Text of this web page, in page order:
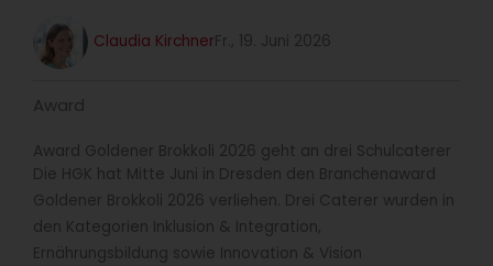
Claudia KirchnerFr., 19. Juni 2026
Award
Award Goldener Brokkoli 2026 geht an drei Schulcaterer
Die HGK hat Mitte Juni in Dresden den Branchenaward
Goldener Brokkoli 2026 verliehen. Drei Caterer wurden in
den Kategorien Inklusion & Integration,
Ernährungsbildung sowie Innovation & Vision